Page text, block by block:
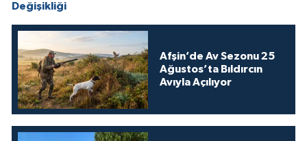
Değişikliği
Afşin’de Av Sezonu 25
Ağustos’ta Bıldırcın
Avıyla Açılıyor